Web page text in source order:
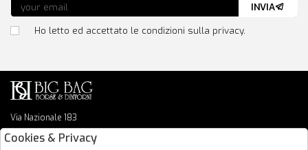
Via Nazionale 183
64026 Roseto Degli Abruzzi
Ho letto ed accettato le condizioni sulla privacy.
INVIA
Cookies & Privacy